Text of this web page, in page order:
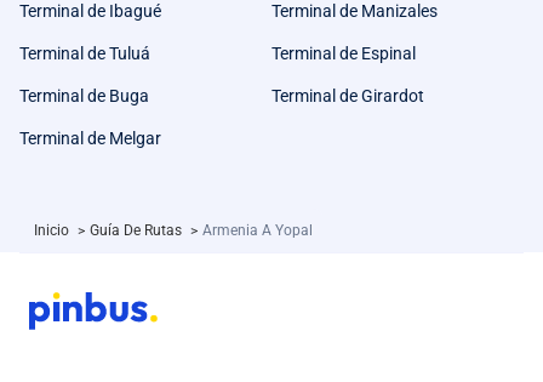
Terminal de Ibagué Terminal de Manizales
Terminal de Tuluá Terminal de Espinal
Terminal de Buga Terminal de Girardot
Terminal de Melgar
Inicio > Guía De Rutas > Armenia A Yopal